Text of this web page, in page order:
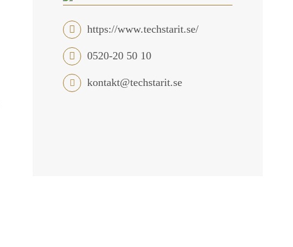
https://www.techstarit.se/
0520-20 50 10
kontakt@techstarit.se